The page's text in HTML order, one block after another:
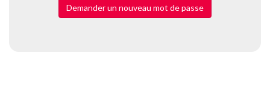
Demander un nouveau mot de passe